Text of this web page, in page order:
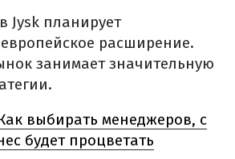
Jysk планирует
расширение.
занимает значительную
выбирать менеджеров, с
будет процветать